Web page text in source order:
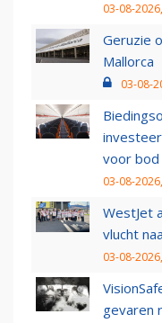
03-08-
Geruzie
Mallorca
03-08-
voor bod
03-08-
WestJet
vlucht
03-08-
gevaren